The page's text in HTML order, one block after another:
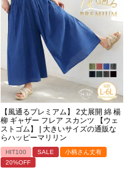
【風通るプレミアム】 2丈展開 綿 楊
柳 ギャザー フレア スカンツ 【ウェ
ストゴム】 | 大きいサイズの通販な
らハッピーマリリン
HIT100 SALE
小柄さん丈有
20%OFF